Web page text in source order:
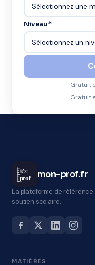
Niveau *
Gratuit
Gratuit
Mon
prof mon-prof.fr
La plateforme de
soutien scolaire.
MATIÈRES